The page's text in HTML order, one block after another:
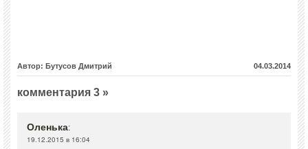
Автор: Бутусов Дмитрий 04.03.2014
комментария 3 »
Оленька:
19.12.2015 в 16:04